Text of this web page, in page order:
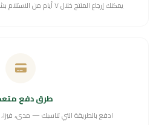
يمكنك إرجاع المنتج خلال ٧ أيام من الاستلام بشرط أن يكون في حالته الأصلية.
طرق دفع
ادفع بالطريقة التي تناسبك — مدى،